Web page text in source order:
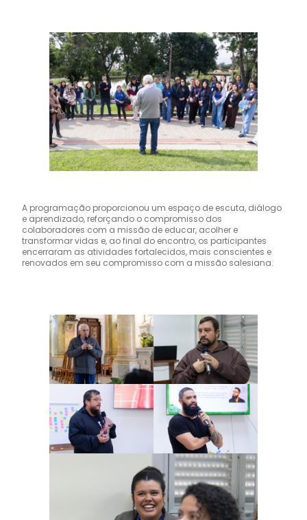
A programação proporcionou um espaço de escuta, diálogo
e aprendizado, reforçando o compromisso dos
colaboradores com a missão de educar, acolher e
transformar vidas e, ao final do encontro, os participantes
encerraram as atividades fortalecidos, mais conscientes e
renovados em seu compromisso com a missão salesiana.